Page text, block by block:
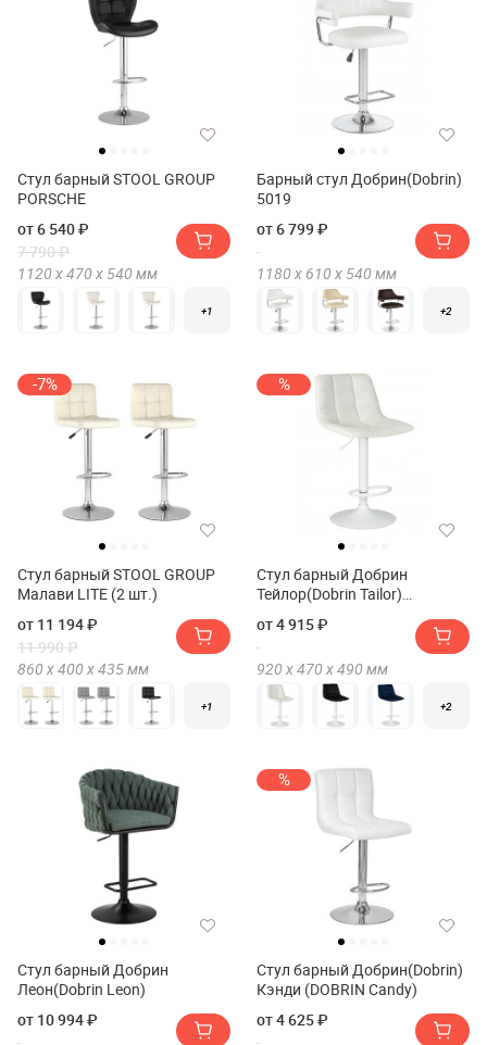
Стул барный STOOL GROUP
PORSCHE
от 6 540 ₽
7 790 ₽
1120 х470 х 540 мм
+1
Барный стул Добрин(Dobrin)
5019
от 6 799 ₽
1180 х 610 х 540 мм
+2
-7%
Стул барный STOOL GROUP
Малави LITE (2 шт.)
от 11 194 ₽
11 990 ₽
860 х400 х435мм
+1
%
Стул барный Добрин
Тейлор(Dobrin Tailor)
от 4 915 ₽
920 х470 х490 мм
+2
Стул барный Добрин
Леон(Dobrin Leon)
от 10 994 ₽
%
Стул барный Добрин(Dobrin)
Кэнди (DOBRIN Candy)
от 4 625 ₽